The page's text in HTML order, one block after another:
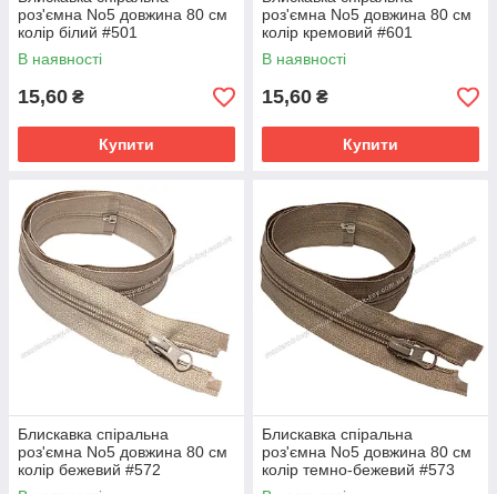
роз'ємна No5 довжина 80 см
колір білий #501
В наявності
15,60 ₴
Купити
роз'ємна No5 довжина 80 см
колір кремовий #601
В наявності
15,60 ₴
Купити
Блискавка спіральна
роз'ємна No5 довжина 80 см
колір бежевий #572
Блискавка спіральна
роз'ємна No5 довжина 80 см
колір темно-бежевий #573